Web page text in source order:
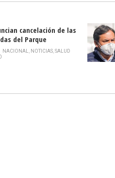
cancelación de las
del Parque
debido al
NACIONAL, NOTICIAS,SALUD